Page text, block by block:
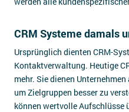
CRM Systeme damals
Ursprünglich dienten CRM-
Kontaktverwaltung. Heutige
mehr. Sie dienen
um Zielgruppen besser zu
können wertvolle Aufschlüsse